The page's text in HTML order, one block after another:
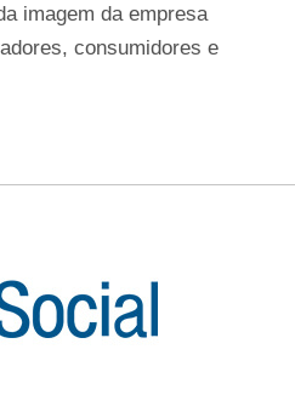
imagem da empresa
consumidores e